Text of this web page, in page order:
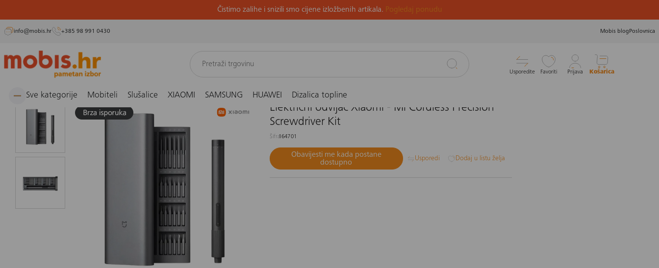
Preskoči
Čistimo zalihe i snizili smo cijene izložbenih artikala. Pogledaj ponudu
info@mobis.hr +385 98 991 0430 Mobis blog Poslovnica
Usporedite Favoriti Prijava Košarica
Sve kategorije Mobiteli Slušalice XIAOMI SAMSUNG HUAWEI Dizalica topline
Smarthome, kućanski aparati i osobna njega
Električni odvijač Xiaomi - Mi Cordless Precision
Screwdriver Kit
Šifra164701
Obavijesti me kada postane
dostupno
Usporedi Dodaj u listu želja